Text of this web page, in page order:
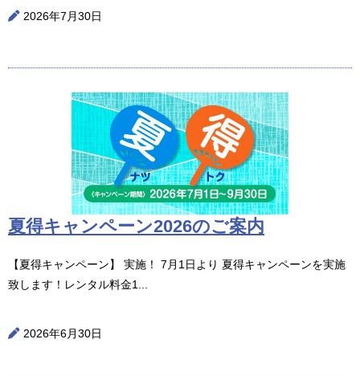
2026年7月30日
夏得キャンペーン2026のご案内
【夏得キャンペーン】 実施！ 7月1日より 夏得キャンペーンを実施
致します！レンタル料金1...
2026年6月30日